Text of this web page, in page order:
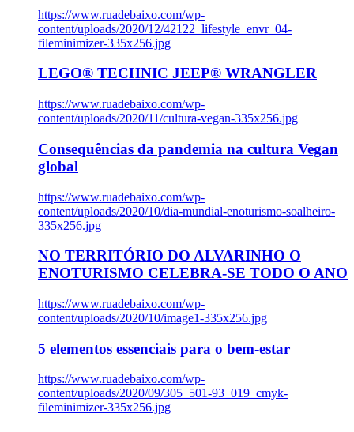
https://www.ruadebaixo.com/wp-
content/uploads/2020/12/42122_lifestyle_envr_04-
fileminimizer-335x256.jpg
LEGO® TECHNIC JEEP® WRANGLER
https://www.ruadebaixo.com/wp-
content/uploads/2020/11/cultura-vegan-335x256.jpg
Consequências da pandemia na cultura Vegan
global
https://www.ruadebaixo.com/wp-
content/uploads/2020/10/dia-mundial-enoturismo-soalheiro-
335x256.jpg
NO TERRITÓRIO DO ALVARINHO O
ENOTURISMO CELEBRA-SE TODO O ANO
https://www.ruadebaixo.com/wp-
content/uploads/2020/10/image1-335x256.jpg
5 elementos essenciais para o bem-estar
https://www.ruadebaixo.com/wp-
content/uploads/2020/09/305_501-93_019_cmyk-
fileminimizer-335x256.jpg